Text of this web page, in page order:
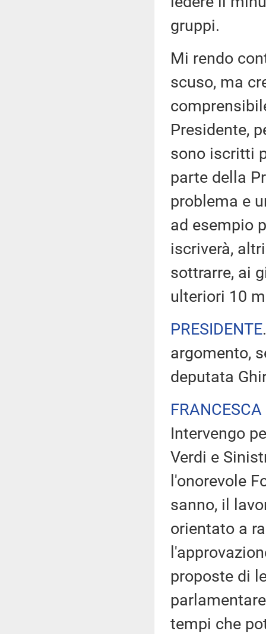
gruppi.
Mi rendo
scuso, ma
Presidente,
sono iscritti
parte della
problema e
ad esempio
iscriverà,
sottrarre, ai
ulteriori 10
PRESIDENTE
argomento,
deputata
Intervengo
Verdi e
l'onorevole
sanno, il
orientato a
proposte di
tempi che